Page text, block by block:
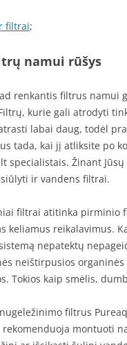
filtrai;
namui rūšys
renkantis filtrus namui
kurie gali atrodyti
labai daug, todėl
tada, kai jį atliksite po
specialistais. Žinant
ir vandens filtrai.
filtrai atitinka pirminio
keliamus reikalavimus.
nepatektų
neištirpusios
Tokios kaip smėlis,
filtrus
rekomenduoja montuoti